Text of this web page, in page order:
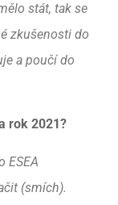
stát, tak se
zkušenosti do
a poučí do
rok 2021?
ESEA
(smích).